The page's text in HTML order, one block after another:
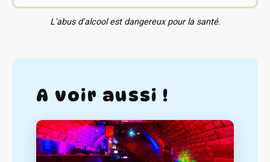
L'abus d'alcool est dangereux pour la santé.
A voir aussi !